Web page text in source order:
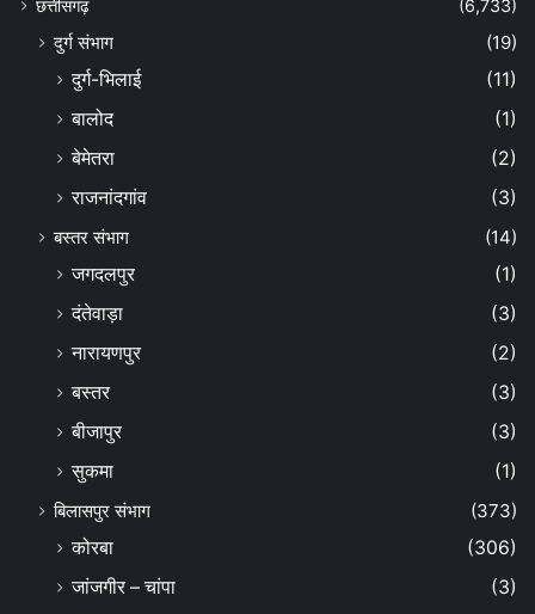
छत्तीसगढ़
(6,733)
दुर्ग संभाग
(19)
दुर्ग-भिलाई
(11)
बालोद
(1)
बेमेतरा
(2)
राजनांदगांव
(3)
बस्तर संभाग
(14)
जगदलपुर
(1)
दंतेवाड़ा
(3)
नारायणपुर
(2)
बस्तर
(3)
बीजापुर
(3)
सुकमा
(1)
बिलासपुर संभाग
(373)
कोरबा
(306)
जांजगीर – चांपा
(3)